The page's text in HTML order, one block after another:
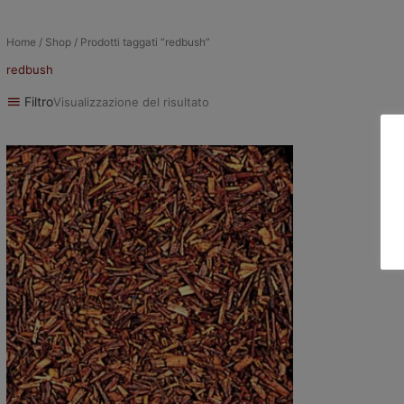
Home / Shop / Prodotti taggati “redbush”
redbush
FiltroVisualizzazione del risultato